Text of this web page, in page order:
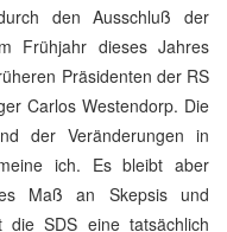
den Ausschluß der
Frühjahr dieses Jahres
Präsidenten der RS
Carlos Westendorp. Die
der Veränderungen in
ich. Es bleibt aber
Maß an Skepsis und
die SDS eine tatsächlich